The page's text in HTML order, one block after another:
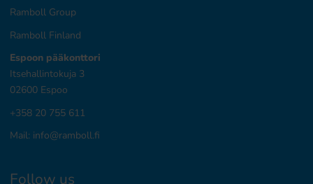
Ramboll Group
Ramboll Finland
Espoon pääkonttori
Itsehallintokuja 3
02600 Espoo
+358 20 755 611
Mail: info@ramboll.fi
Follow us